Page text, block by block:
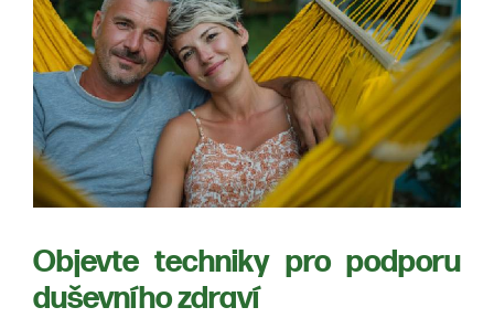
Objevte techniky pro podporu
duševního zdraví